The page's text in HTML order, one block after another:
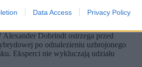
Data Access Privacy Policy
na niemieckim lotnisku.
jakości zagrożenia”
Dobrindt ostrzega przed
po odnalezieniu uzbrojonego
Eksperci nie wykluczają udziału